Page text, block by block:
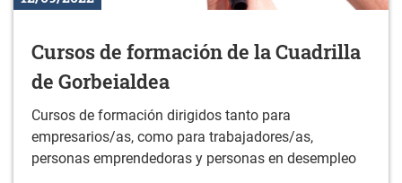
Cursos de formación de la Cuadrilla
de Gorbeialdea
Cursos de formación dirigidos tanto para
empresarios/as, como para trabajadores/as,
personas emprendedoras y personas en desempleo